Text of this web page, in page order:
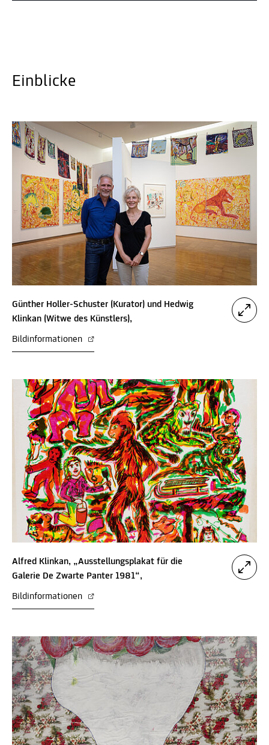
Einblicke
Günther Holler-Schuster (Kurator) und Hedwig
Klinkan (Witwe des Künstlers),
Bildinformationen
Alfred Klinkan, „Ausstellungsplakat für die
Galerie De Zwarte Panter 1981“,
Bildinformationen